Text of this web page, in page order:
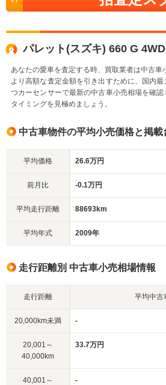
パレット(スズキ) 660 G
あなたの愛車を査定する時、買取業者は中古車
より高額な査定金額を引き出すために、国内
つカーセンサーで最新の中古車小売相場を確
タイミングを見極めましょう。
中古車物件の平均小売価格と掲載
平均価格 26.6万円
前月比 -0.1万円
平均走行距離 88693km
平均年式 2009年
走行距離別 中古車小売相場情報
走行距離 平均中古
20,000km未満 -
20,001～
40,000km
33.7万円
40,001～
-